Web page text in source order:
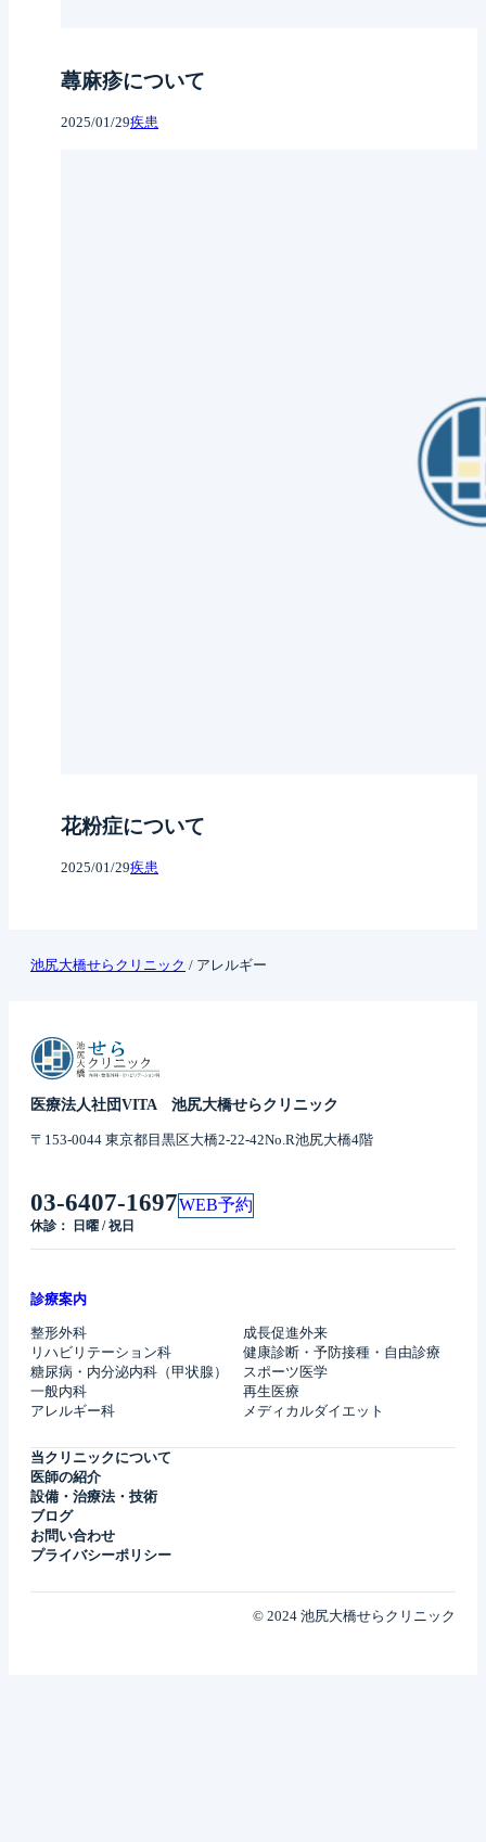
蕁麻疹について
2025/01/29疾患
花粉症について
2025/01/29疾患
池尻大橋せらクリニック / アレルギー
医療法人社団VITA 池尻大橋せらクリニック
〒153-0044 東京都目黒区大橋2-22-42No.R池尻大橋4階
03-6407-1697
休診： 日曜 / 祝日
WEB予約
診療案内
整形外科
リハビリテーション科
糖尿病・内分泌内科（甲状腺）
一般内科
アレルギー科
成長促進外来
健康診断・予防接種・自由診療
スポーツ医学
再生医療
メディカルダイエット
当クリニックについて
医師の紹介
設備・治療法・技術
ブログ
お問い合わせ
プライバシーポリシー
© 2024 池尻大橋せらクリニック